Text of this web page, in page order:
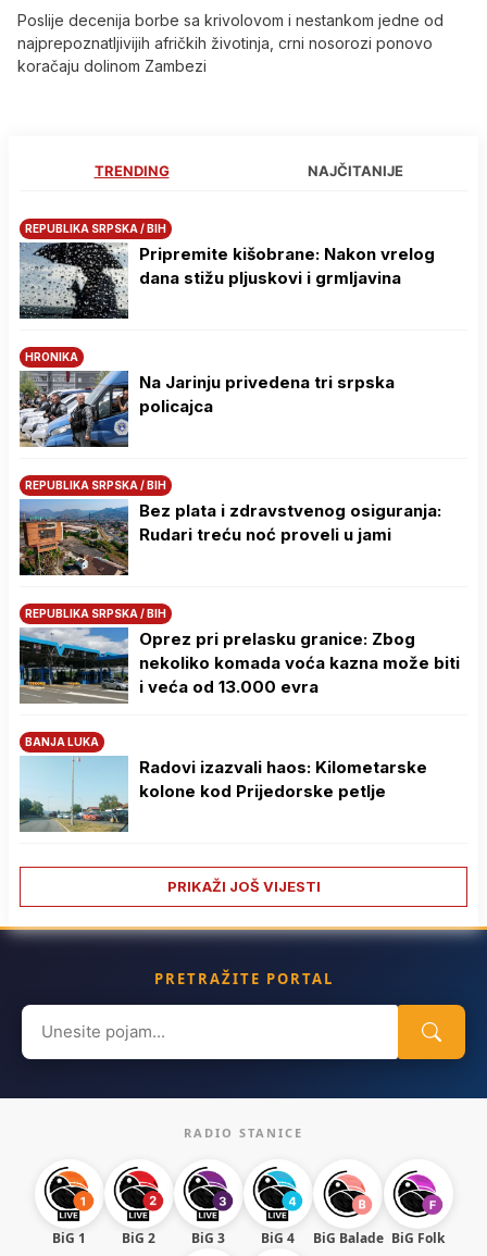
Poslije decenija borbe sa krivolovom i nestankom jedne od
najprepoznatljivijih afričkih životinja, crni nosorozi ponovo
koračaju dolinom Zambezi
TRENDING NAJČITANIJE
REPUBLIKA SRPSKA / BIH
Pripremite kišobrane: Nakon vrelog
dana stižu pljuskovi i grmljavina
HRONIKA
Na Јarinju privedena tri srpska
policajca
REPUBLIKA SRPSKA / BIH
Bez plata i zdravstvenog osiguranja:
Rudari treću noć proveli u jami
REPUBLIKA SRPSKA / BIH
Oprez pri prelasku granice: Zbog
nekoliko komada voća kazna može biti
i veća od 13.000 evra
BANJA LUKA
Radovi izazvali haos: Kilometarske
kolone kod Prijedorske petlje
PRIKAŽI JOŠ VIJESTI
PRETRAŽITE PORTAL
Search
for:
RADIO STANICE
BiG 1 BiG 2 BiG 3 BiG 4 BiG Balade BiG Folk